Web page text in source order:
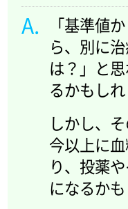
「基準値
ら、別に
は？」と
るかもしれ
しかし、
今以上に
り、投薬
になるかも